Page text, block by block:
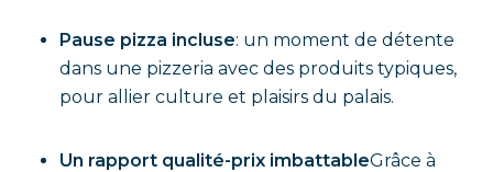
Pause pizza incluse: un moment de détente
dans une pizzeria avec des produits typiques,
pour allier culture et plaisirs du palais.
Un rapport qualité-prix imbattableGrâce à